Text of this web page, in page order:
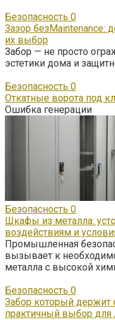
Безопасность 0
Зазор безMaintenance:
их выбор
Забор — не просто
эстетики дома и
Безопасность 0
Откатные ворота под
Ошибка генерации
Безопасность 0
Шкафы из металла:
воздействиям и
Промышленная
вызывает к
металла с высокой
Безопасность 0
Забор который держит
практичный выбор для